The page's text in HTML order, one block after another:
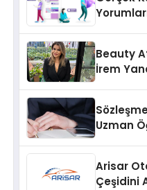
Beauty
İrem
Uzman
Arisar
Çeşidini